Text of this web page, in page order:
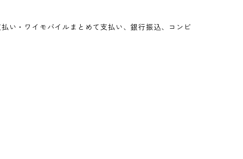
い・ワイモバイルまとめて支払い、銀行振込、コンビ